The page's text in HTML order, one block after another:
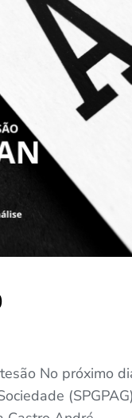
No próximo